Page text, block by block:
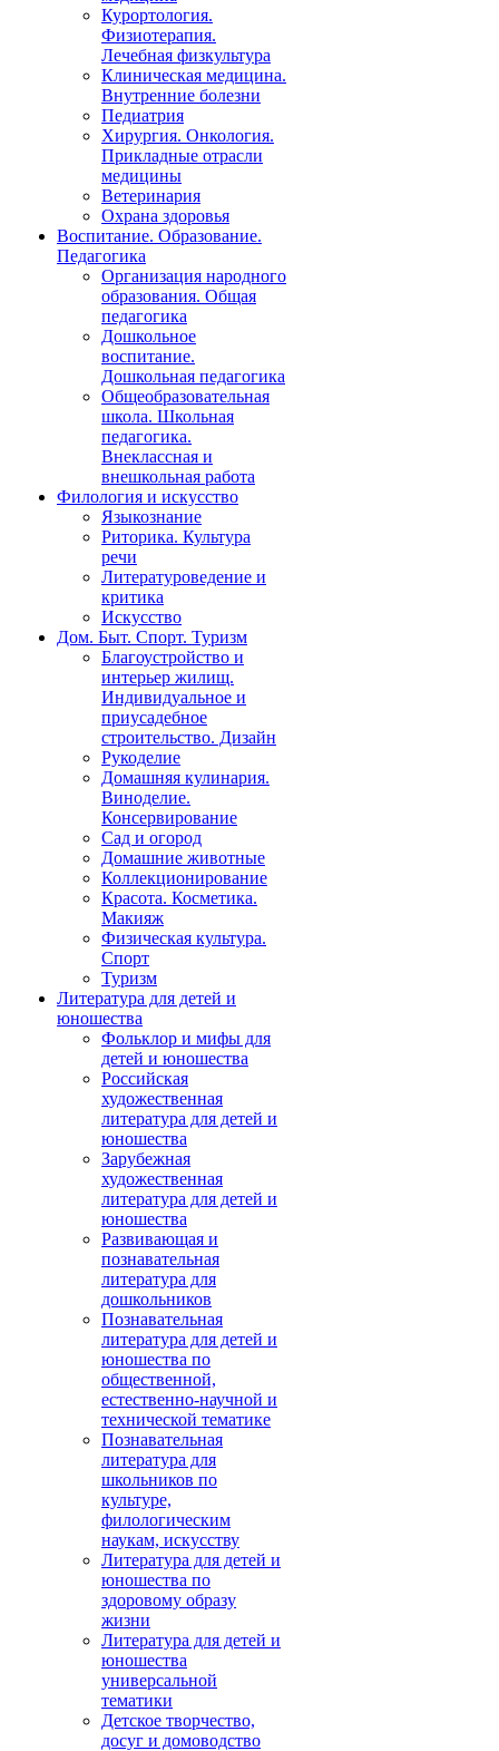
Курортология.
Физиотерапия.
Лечебная физкультура
Клиническая медицина.
Внутренние болезни
Педиатрия
Хирургия. Онкология.
Прикладные отрасли
медицины
Ветеринария
Охрана здоровья
Воспитание. Образование.
Педагогика
Организация народного
образования. Общая
педагогика
Дошкольное
воспитание.
Дошкольная педагогика
Общеобразовательная
школа. Школьная
педагогика.
Внеклассная и
внешкольная работа
Филология и искусство
Языкознание
Риторика. Культура
речи
Литературоведение и
критика
Искусство
Дом. Быт. Спорт. Туризм
Благоустройство и
интерьер жилищ.
Индивидуальное и
приусадебное
строительство. Дизайн
Рукоделие
Домашняя кулинария.
Виноделие.
Консервирование
Сад и огород
Домашние животные
Коллекционирование
Красота. Косметика.
Макияж
Физическая культура.
Спорт
Туризм
Литература для детей и
юношества
Фольклор и мифы для
детей и юношества
Российская
художественная
литература для детей и
юношества
Зарубежная
художественная
литература для детей и
юношества
Развивающая и
познавательная
литература для
дошкольников
Познавательная
литература для детей и
юношества по
общественной,
естественно-научной и
технической тематике
Познавательная
литература для
школьников по
культуре,
филологическим
наукам, искусству
Литература для детей и
юношества по
здоровому образу
жизни
Литература для детей и
юношества
универсальной
тематики
Детское творчество,
досуг и домоводство